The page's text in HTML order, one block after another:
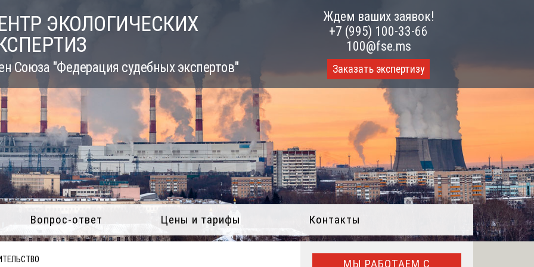
ЭКОЛОГИЧЕСКИХ
Союза "Федерация судебных экспертов"
Ждем ваших заявок!
+7 (995) 100-33-66
100@fse.ms
Заказать экспертизу
Вопрос-ответ Цены и тарифы Контакты
МЫ РАБОТАЕМ С